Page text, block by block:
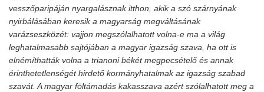
vesszőparipáján nyargalásznak itthon, akik a szó szárnyának
nyirbálásában keresik a magyarság megváltásának
varázseszközét: vajjon megszólalhatott volna-e ma a világ
leghatalmasabb sajtójában a magyar igazság szava, ha ott is
elnémíthatták volna a trianoni békét megpecsételő és annak
érinthetetlenségét hirdető kormányhatalmak az igazság szabad
szavát. A magyar föltámadás kakasszava azért szólalhatott meg a